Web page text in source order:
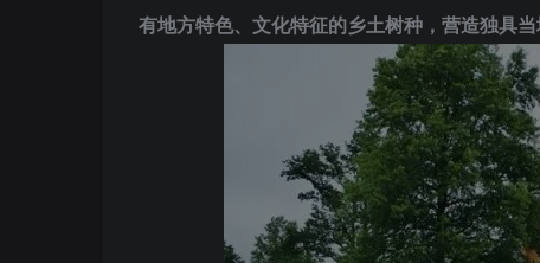
有地方特色、文化特征的乡土树种，营造独具当